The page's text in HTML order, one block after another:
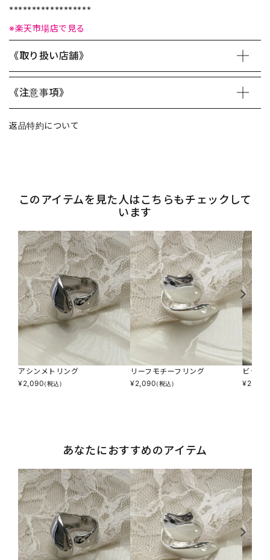
******************
※楽天市場店で見る
《取り扱い店舗》
《注意事項》
返品特約について
このアイテムを見た人はこちらもチェックして
います
アシンメトリング
¥2,090(税込)
リーフモチーフリング
¥2,090(税込)
ビッグ
¥2,750
あなたにおすすめのアイテム